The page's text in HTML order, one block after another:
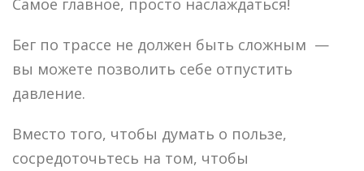
Бег по трассе не должен быть сложным —
вы можете позволить себе отпустить
давление.
Вместо того, чтобы думать о пользе,
сосредоточьтесь на том, чтобы